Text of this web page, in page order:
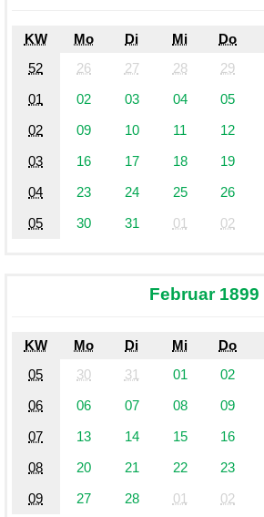
KW Mo Di Mi Do
52
26 27 28 29
01
02 03 04 05
02
09 10 11 12
03
16 17 18 19
04
23 24 25 26
05
30 31 01 02
Februar 1899
KW Mo Di Mi Do
05
30 31 01 02
06
06 07 08 09
07
13 14 15 16
08
20 21 22 23
09
27 28 01 02